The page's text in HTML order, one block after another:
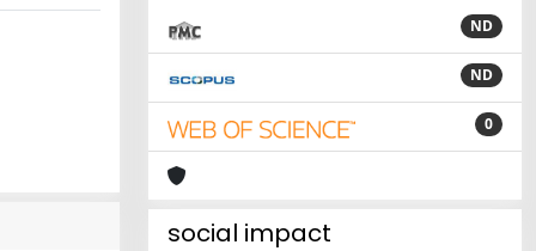
ND
ND
0
social impact